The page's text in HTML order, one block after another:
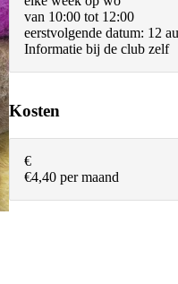
van 10:00 tot 12:00
eerstvolgende datum: 12
Informatie bij de club zelf
Kosten
€
€4,40 per maand